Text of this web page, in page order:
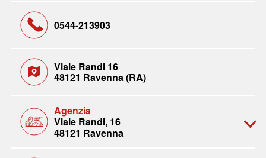
0544-213903
Viale Randi 16
48121 Ravenna (RA)
Agenzia
Viale Randi, 16
48121 Ravenna